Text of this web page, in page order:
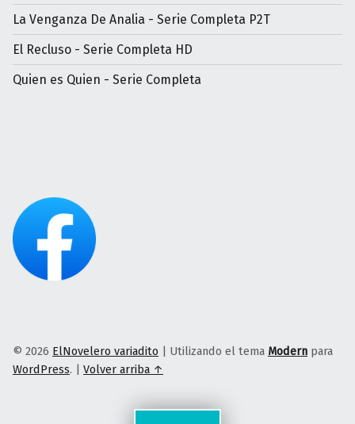
La Venganza De Analia - Serie Completa P2T
El Recluso - Serie Completa HD
Quien es Quien - Serie Completa
© 2026 ElNovelero variadito | Utilizando el tema Modern para
WordPress. | Volver arriba ↑